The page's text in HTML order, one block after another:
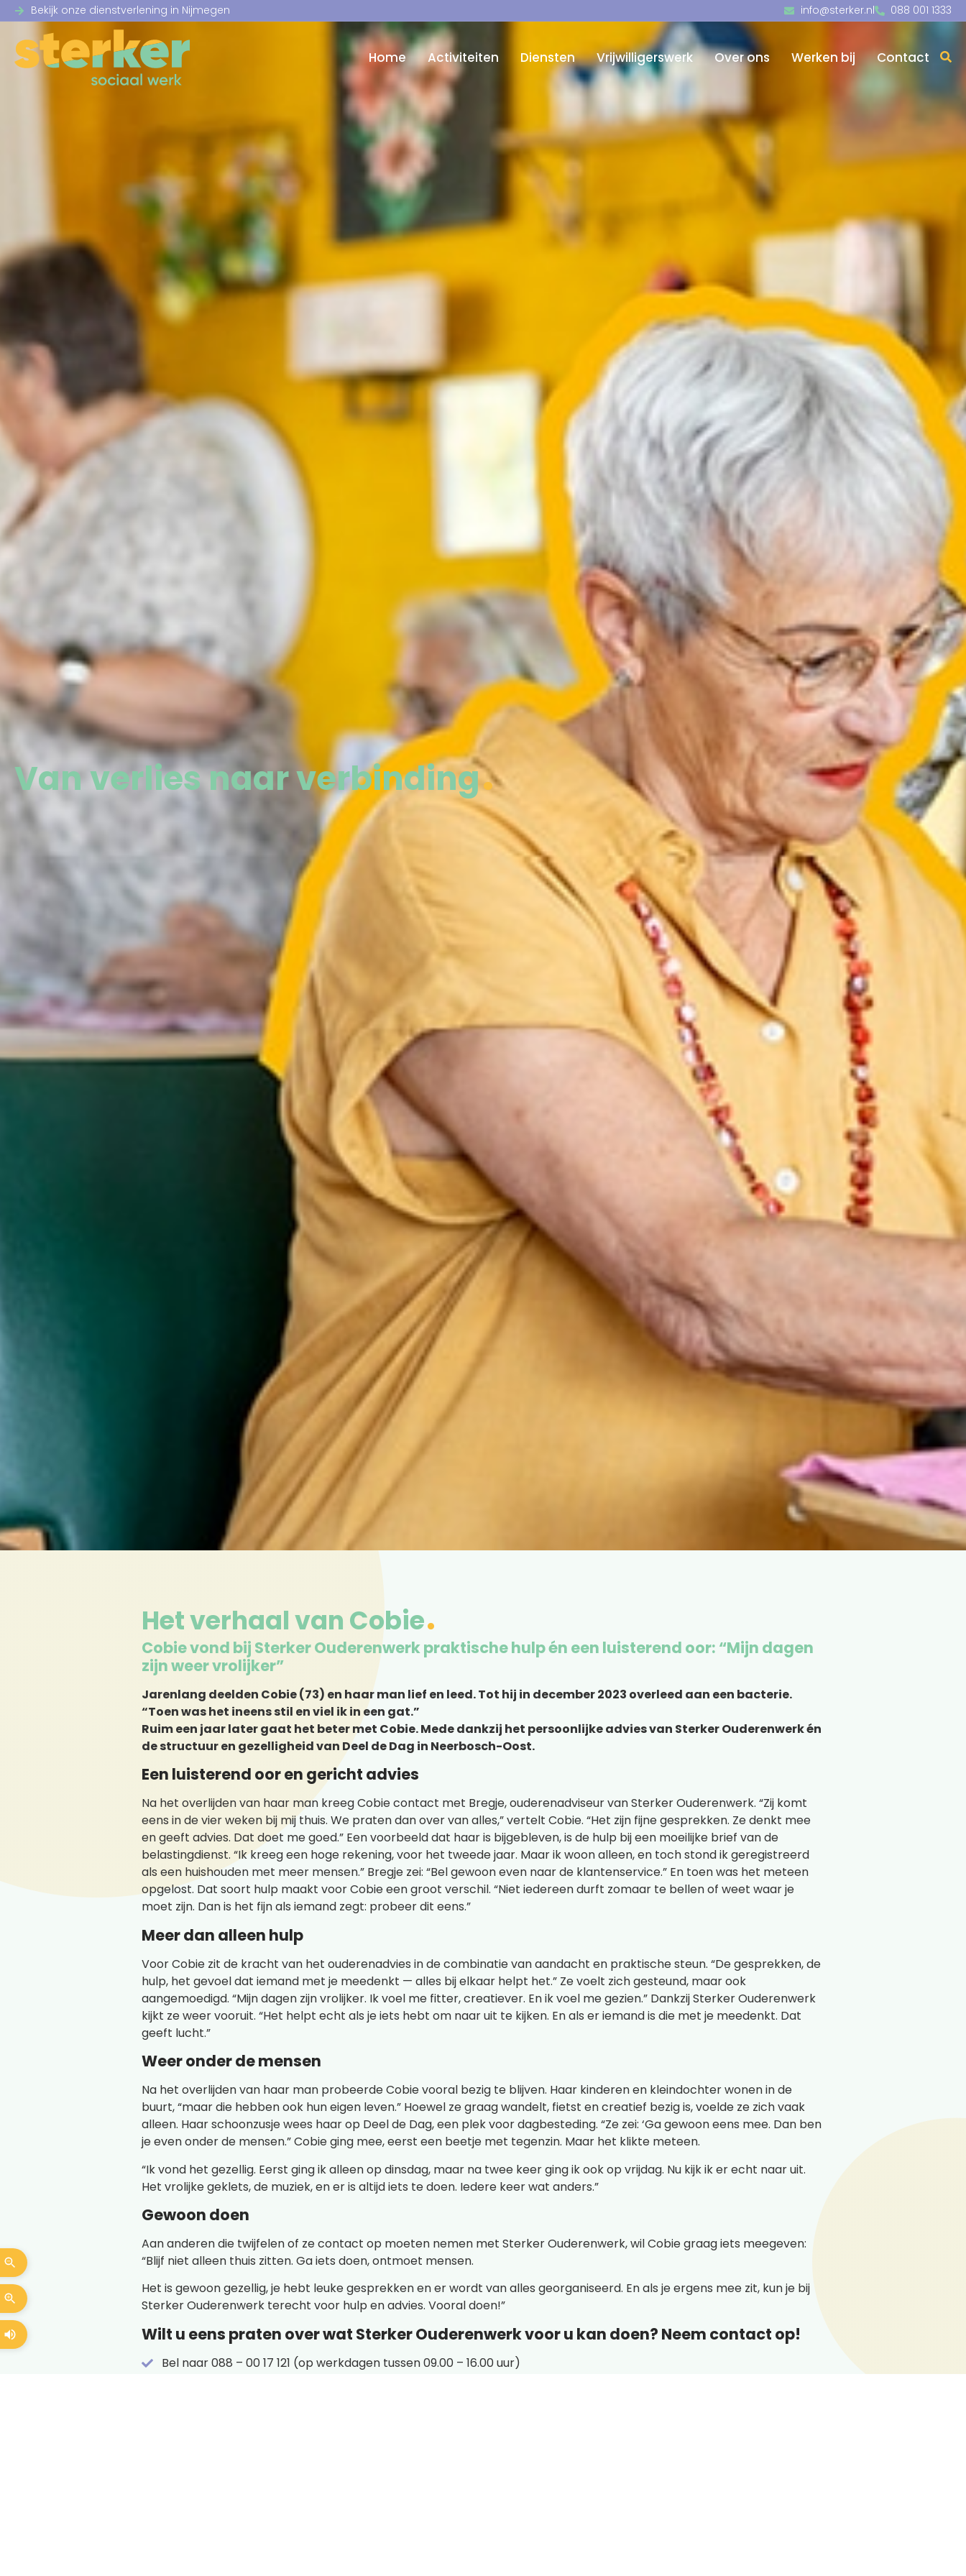
Bekijk onze dienstverlening in Nijmegen info@sterker.nl 088 001 1333
Home Activiteiten Diensten Vrijwilligerswerk Over ons Werken bij Contact
Van verlies naar verbinding
Het verhaal van Cobie
Cobie vond bij Sterker Ouderenwerk praktische hulp én een luisterend oor: “Mijn dagen
zijn weer vrolijker”
Jarenlang deelden Cobie (73) en haar man lief en leed. Tot hij in december 2023 overleed aan een bacterie.
“Toen was het ineens stil en viel ik in een gat.”
Ruim een jaar later gaat het beter met Cobie. Mede dankzij het persoonlijke advies van Sterker Ouderenwerk én
de structuur en gezelligheid van Deel de Dag in Neerbosch-Oost.
Een luisterend oor en gericht advies
Na het overlijden van haar man kreeg Cobie contact met Bregje, ouderenadviseur van Sterker Ouderenwerk. “Zij komt
eens in de vier weken bij mij thuis. We praten dan over van alles,” vertelt Cobie. “Het zijn fijne gesprekken. Ze denkt mee
en geeft advies. Dat doet me goed.” Een voorbeeld dat haar is bijgebleven, is de hulp bij een moeilijke brief van de
belastingdienst. “Ik kreeg een hoge rekening, voor het tweede jaar. Maar ik woon alleen, en toch stond ik geregistreerd
als een huishouden met meer mensen.” Bregje zei: “Bel gewoon even naar de klantenservice.” En toen was het meteen
opgelost. Dat soort hulp maakt voor Cobie een groot verschil. “Niet iedereen durft zomaar te bellen of weet waar je
moet zijn. Dan is het fijn als iemand zegt: probeer dit eens.”
Meer dan alleen hulp
Voor Cobie zit de kracht van het ouderenadvies in de combinatie van aandacht en praktische steun. “De gesprekken, de
hulp, het gevoel dat iemand met je meedenkt — alles bij elkaar helpt het.” Ze voelt zich gesteund, maar ook
aangemoedigd. “Mijn dagen zijn vrolijker. Ik voel me fitter, creatiever. En ik voel me gezien.” Dankzij Sterker Ouderenwerk
kijkt ze weer vooruit. “Het helpt echt als je iets hebt om naar uit te kijken. En als er iemand is die met je meedenkt. Dat
geeft lucht.”
Weer onder de mensen
Na het overlijden van haar man probeerde Cobie vooral bezig te blijven. Haar kinderen en kleindochter wonen in de
buurt, “maar die hebben ook hun eigen leven.” Hoewel ze graag wandelt, fietst en creatief bezig is, voelde ze zich vaak
alleen. Haar schoonzusje wees haar op Deel de Dag, een plek voor dagbesteding. “Ze zei: ‘Ga gewoon eens mee. Dan ben
je even onder de mensen.” Cobie ging mee, eerst een beetje met tegenzin. Maar het klikte meteen.
“Ik vond het gezellig. Eerst ging ik alleen op dinsdag, maar na twee keer ging ik ook op vrijdag. Nu kijk ik er echt naar uit.
Het vrolijke geklets, de muziek, en er is altijd iets te doen. Iedere keer wat anders.”
Gewoon doen
Aan anderen die twijfelen of ze contact op moeten nemen met Sterker Ouderenwerk, wil Cobie graag iets meegeven:
“Blijf niet alleen thuis zitten. Ga iets doen, ontmoet mensen.
Het is gewoon gezellig, je hebt leuke gesprekken en er wordt van alles georganiseerd. En als je ergens mee zit, kun je bij
Sterker Ouderenwerk terecht voor hulp en advies. Vooral doen!”
Wilt u eens praten over wat Sterker Ouderenwerk voor u kan doen? Neem contact op!
Bel naar 088 – 00 17 121 (op werkdagen tussen 09.00 – 16.00 uur)